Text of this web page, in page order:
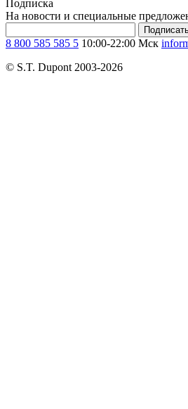
Подписка
На новости и специальные
8 800 585 585 5 10:00-22:00 Мск
© S.T. Dupont 2003-2026